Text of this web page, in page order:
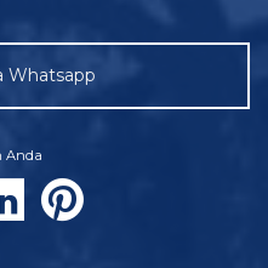
Whatsapp
Anda